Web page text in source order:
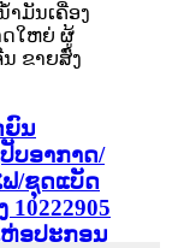
ຍົນ
ບອາກາດ/
ຟ/ຊຸດແບັດ
ອຸປະກອນ